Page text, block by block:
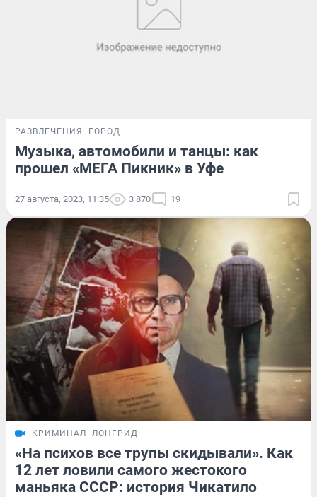
РАЗВЛЕЧЕНИЯ ГОРОД
Музыка, автомобили и танцы: как
прошел «МЕГА Пикник» в Уфе
27 августа, 2023, 11:35 3 870 19
КРИМИНАЛ ЛОНГРИД
«На психов все трупы скидывали». Как
12 лет ловили самого жестокого
маньяка СССР: история Чикатило